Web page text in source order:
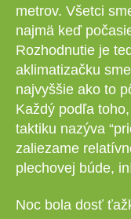
metrov. Všetci
najmä keď
Rozhodnutie je
aklimatizačku
najvyššie ako to
Každý podľa
taktiku nazýva
zaliezame
plechovej búde,
Noc bola dosť